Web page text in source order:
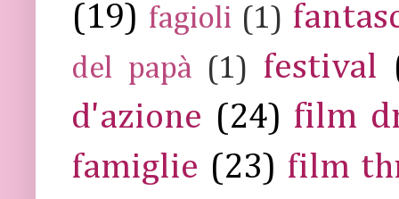
(19) fagioli (1)
del papà (1) festival
d'azione (24) film
famiglie (23) film